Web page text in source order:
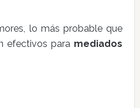
lo más probable que
efectivos para mediados